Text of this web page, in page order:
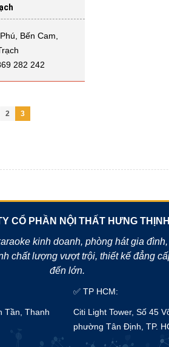
Bến Cam,
282 242
2 3
CỔ PHẦN NỘI THẤT HƯNG THỊNH
kinh doanh, phòng hát gia
chất lượng vượt trội, thiết kế đẳng
đến lớn.
Tần, Thanh
✅ TP HCM:
Citi Light Tower, Số 45
phường Tân Định, TP.